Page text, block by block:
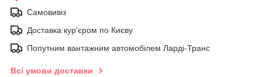
Самовивіз
Доставка кур'єром по Києву
Попутним вантажним автомобілем Ларді-Транс
Всі умови доставки